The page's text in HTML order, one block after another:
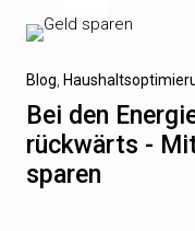
Nächster
Beitrag
Blog
Bei den
rückwärts -
sparen